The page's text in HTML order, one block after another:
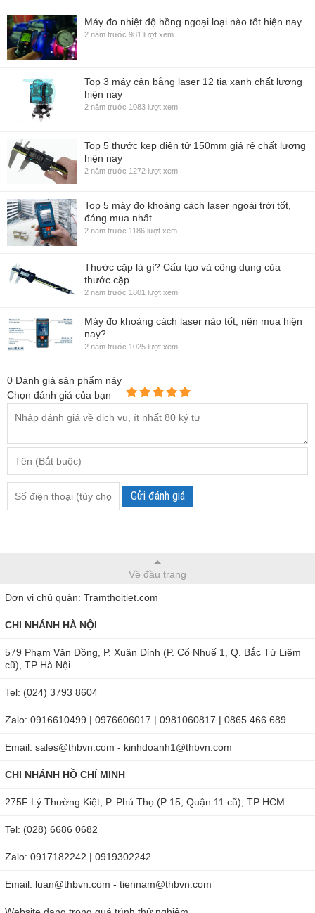
Máy đo nhiệt độ hồng ngoại loại nào tốt hiện nay
2 năm trước 981 lượt xem
Top 3 máy cân bằng laser 12 tia xanh chất lượng
hiện nay
2 năm trước 1083 lượt xem
Top 5 thước kẹp điện tử 150mm giá rẻ chất lượng
hiện nay
2 năm trước 1272 lượt xem
Top 5 máy đo khoảng cách laser ngoài trời tốt,
đáng mua nhất
2 năm trước 1186 lượt xem
Thước cặp là gì? Cấu tạo và công dụng của
thước cặp
2 năm trước 1801 lượt xem
Máy đo khoảng cách laser nào tốt, nên mua hiện
nay?
2 năm trước 1025 lượt xem
0 Đánh giá sản phẩm này
Chọn đánh giá của bạn
Gửi đánh giá
Về đầu trang
Đơn vị chủ quản: Tramthoitiet.com
CHI NHÁNH HÀ NỘI
579 Phạm Văn Đồng, P. Xuân Đỉnh (P. Cổ Nhuế 1, Q. Bắc Từ Liêm
cũ), TP Hà Nội
Tel: (024) 3793 8604
Zalo: 0916610499 | 0976606017 | 0981060817 | 0865 466 689
Email: sales@thbvn.com - kinhdoanh1@thbvn.com
CHI NHÁNH HỒ CHÍ MINH
275F Lý Thường Kiệt, P. Phú Thọ (P 15, Quận 11 cũ), TP HCM
Tel: (028) 6686 0682
Zalo: 0917182242 | 0919302242
Email: luan@thbvn.com - tiennam@thbvn.com